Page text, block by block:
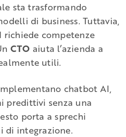
sta trasformando
di business. Tuttavia,
competenze
CTO aiuta l’azienda a
utili.
chatbot AI,
predittivi senza una
porta a sprechi
di integrazione.